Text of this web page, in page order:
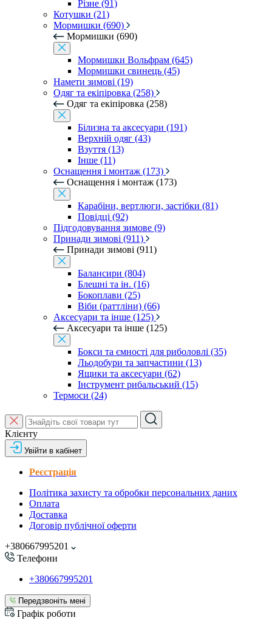
Різне (91)
Котушки (21)
Мормишки (690)
Мормишки (690)
Мормишки Вольфрам (645)
Мормишки свинець (45)
Намети зимові (19)
Одяг та екіпіровка (258)
Одяг та екіпіровка (258)
Білизна та аксесуари (191)
Верхній одяг (43)
Взуття (13)
Інше (11)
Оснащення і монтаж (173)
Оснащення і монтаж (173)
Карабіни, вертлюги, застібки (81)
Повідці (92)
Підгодовування зимове (9)
Принади зимові (911)
Принади зимові (911)
Балансири (804)
Блешні та ін. (16)
Бокоплави (25)
Віби (раттліни) (66)
Аксесуари та інше (125)
Аксесуари та інше (125)
Бокси та ємності для риболовлі (35)
Льодобури та запчастини (13)
Ящики та аксесуари (62)
Інструмент рибальський (15)
Термоси (24)
Клієнту
Увійти в кабінет
Реєстрація
Політика захисту та обробки персональних даних
Оплата
Доставка
Договір публічної оферти
+380667995201
Телефони
+380667995201
Передзвоніть мені
Графік роботи